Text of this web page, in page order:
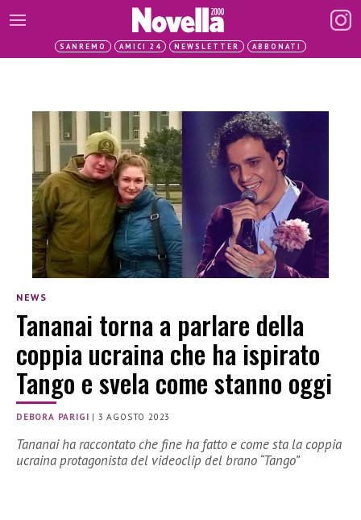
SANREMO AMICI 24 NEWSLETTER ABBONATI
NEWS
Tananai torna a parlare della
coppia ucraina che ha ispirato
Tango e svela come stanno oggi
DEBORA PARIGI | 3 AGOSTO 2023
Tananai ha raccontato che fine ha fatto e come sta la coppia
ucraina protagonista del videoclip del brano “Tango”